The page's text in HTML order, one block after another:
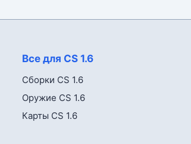
Все для CS 1.6
Сборки CS 1.6
Оружие CS 1.6
Карты CS 1.6